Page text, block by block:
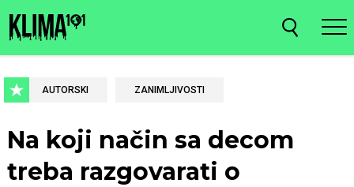
AUTORSKI ZANIMLJIVOSTI
Na koji način sa decom
treba razgovarati o